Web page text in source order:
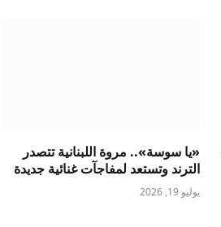
«يا سوسة».. مروة اللبنانية تتصدر
الترند وتستعد لمفاجآت غنائية جديدة
يوليو 19, 2026